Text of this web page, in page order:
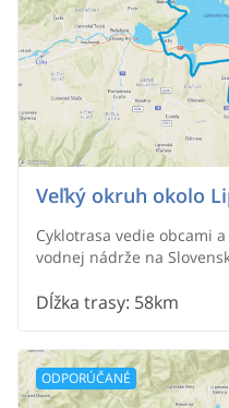
Veľký okruh okolo
Cyklotrasa vedie obcami a podhoriami okolo najväčšej
vodnej nádrže na
Dĺžka trasy: 58km
ODPORÚČANÉ